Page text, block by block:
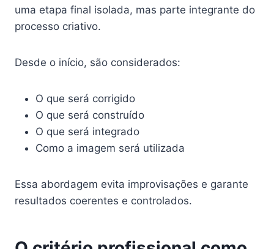
uma etapa final isolada, mas parte integrante do
processo criativo.
Desde o início, são considerados:
O que será corrigido
O que será construído
O que será integrado
Como a imagem será utilizada
Essa abordagem evita improvisações e garante
resultados coerentes e controlados.